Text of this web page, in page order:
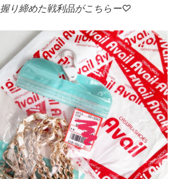
握り締めた戦利品がこちらー♡